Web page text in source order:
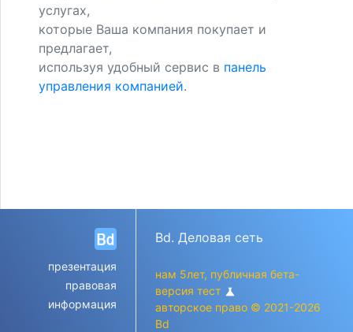
услугах,
которые Ваша компания покупает и
предлагает,
используя удобный сервис в панель
управления компанией.
презентация
правовая
информация
Bd. Деловая сеть
нам 5лет, публичная бета-
версия тест science
авторское право © 2021-2026
Bd